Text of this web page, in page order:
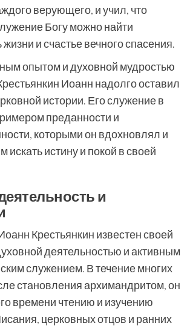
верующего, и учил, что
Богу можно найти
и счастье вечного спасения.
опытом и духовной мудростью
Иоанн надолго оставил
истории. Его служение в
преданности и
которыми он вдохновлял и
искать истину и покой в своей
и
Крестьянкин известен своей
деятельностью и активным
служением. В течение многих
становления архимандритом, он
времени чтению и изучению
церковных отцов и ранних